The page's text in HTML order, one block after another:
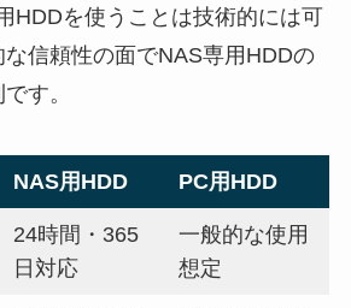
HDDを使うことは技術的には可
信頼性の面でNAS専用HDDの
す。
NAS用HDD PC用HDD
24時間・365
日対応
一般的な使用
想定